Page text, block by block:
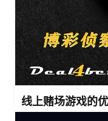
线上赌场游戏的